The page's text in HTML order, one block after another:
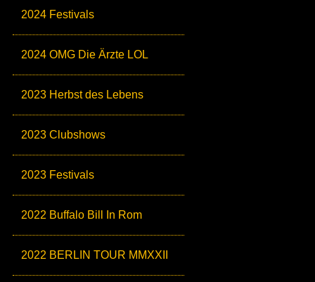
2024 Festivals
2024 OMG Die Ärzte LOL
2023 Herbst des Lebens
2023 Clubshows
2023 Festivals
2022 Buffalo Bill In Rom
2022 BERLIN TOUR MMXXII